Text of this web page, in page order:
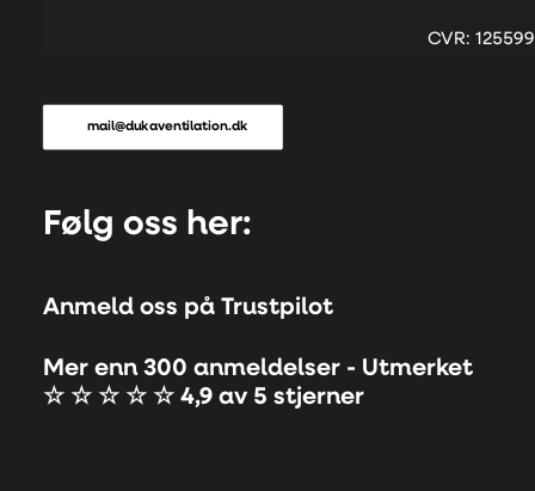
CVR:
mail@dukaventilation.dk
Følg oss her:
Anmeld oss på Trustpilot
Mer enn 300 anmeldelser - Utmerket
☆ ☆ ☆ ☆ ☆ 4,9 av 5 stjerner